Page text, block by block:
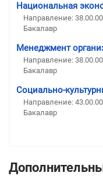
Национальная
Направление:
Бакалавр
Менеджмент
Направление:
Бакалавр
Социально-
Направление:
Бакалавр